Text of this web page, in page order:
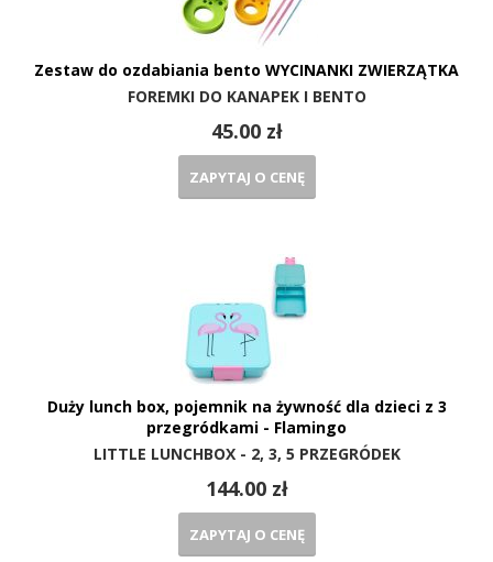
Zestaw do ozdabiania bento WYCINANKI ZWIERZĄTKA
FOREMKI DO KANAPEK I BENTO
45.00 zł
ZAPYTAJ O CENĘ
Duży lunch box, pojemnik na żywność dla dzieci z 3
przegródkami - Flamingo
LITTLE LUNCHBOX - 2, 3, 5 PRZEGRÓDEK
144.00 zł
ZAPYTAJ O CENĘ